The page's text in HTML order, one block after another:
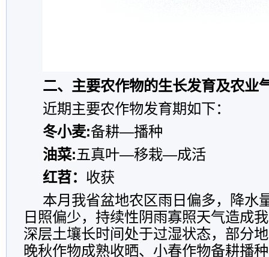
二、主要农作物的生长发育及农业
近期主要农作物发育期如下：
冬小麦:备耕—播种
油菜:五真叶—移栽—成活
红苕： 收获
本月我省盆地农区雨日偏多，降水
日照偏少，持续性阴雨寡照天气造成
深层土壤长时间处于过湿状态，部分
晚秋作物成熟收晒、小春作物备耕播